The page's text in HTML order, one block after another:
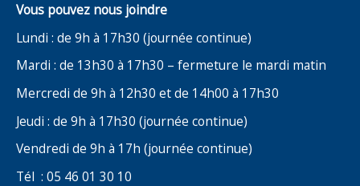
Vous pouvez nous joindre
Lundi : de 9h à 17h30 (journée continue)
Mardi : de 13h30 à 17h30 – fermeture le mardi matin
Mercredi de 9h à 12h30 et de 14h00 à 17h30
Jeudi : de 9h à 17h30 (journée continue)
Vendredi de 9h à 17h (journée continue)
Tél : 05 46 01 30 10